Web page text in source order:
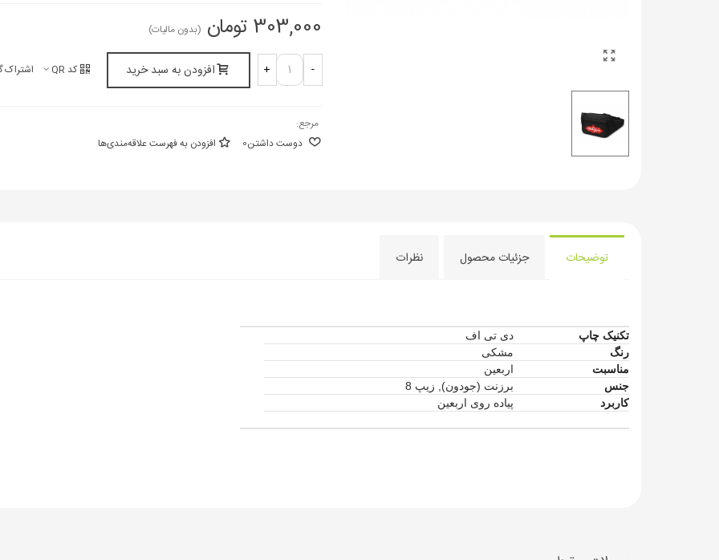
303,000 تومان (بدون مالیات)
-
+ افزودن به سبد خرید کد QR اشتراک
مرجع:
دوست داشتن0 افزودن به فهرست علاقه‌مندی‌ها
توضیحات جزئیات محصول نظرات
تکنیک چاپ
دی تی اف
رنگ
مشکی
مناسبت
اربعین
جنس
برزنت (جودون)
زیپ 8
کاربرد
پیاده روی اربعین